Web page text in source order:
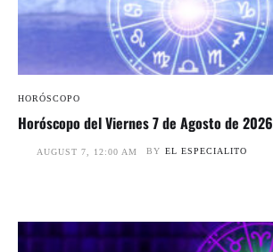
HORÓSCOPO
Horóscopo del Viernes 7 de Agosto de 2026
AUGUST 7, 12:00 AM BY EL ESPECIALITO